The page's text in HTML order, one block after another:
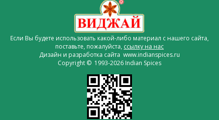
Если Вы будете использовать какой-либо материал с нашего сайта,
поставьте, пожалуйста, ссылку на нас
Дизайн и разработка сайта www.indianspices.ru
Copyright © 1993-2026 Indian Spices